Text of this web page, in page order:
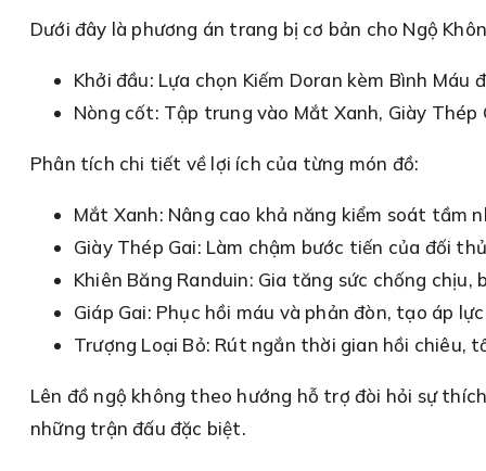
Dưới đây là phương án trang bị cơ bản cho Ngộ
Khởi đầu: Lựa chọn Kiếm Doran kèm Bình
Nòng cốt: Tập trung vào Mắt Xanh, Giày Thép
Phân tích chi tiết về lợi ích của từng món đồ:
Mắt Xanh: Nâng cao khả năng kiểm soát tầm
Giày Thép Gai: Làm chậm bước tiến của đối
Khiên Băng Randuin: Gia tăng sức chống
Giáp Gai: Phục hồi máu và phản đòn, tạo áp
Trượng Loại Bỏ: Rút ngắn thời gian hồi chiêu,
Lên đồ ngộ không theo hướng hỗ trợ đòi hỏi sự
những trận đấu đặc biệt.